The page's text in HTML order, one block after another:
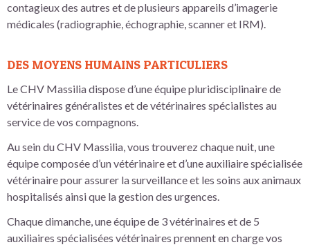
contagieux des autres et de plusieurs appareils d’imagerie
médicales (radiographie, échographie, scanner et IRM).
DES MOYENS HUMAINS PARTICULIERS
Le CHV Massilia dispose d’une équipe pluridisciplinaire de
vétérinaires généralistes et de vétérinaires spécialistes au
service de vos compagnons.
Au sein du CHV Massilia, vous trouverez chaque nuit, une
équipe composée d’un vétérinaire et d’une auxiliaire spécialisée
vétérinaire pour assurer la surveillance et les soins aux animaux
hospitalisés ainsi que la gestion des urgences.
Chaque dimanche, une équipe de 3 vétérinaires et de 5
auxiliaires spécialisées vétérinaires prennent en charge vos